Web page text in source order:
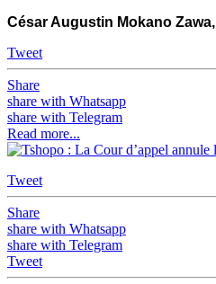
César Augustin Mokano
Tweet
Share
share with Whatsapp
share with Telegram
Read more...
Tweet
Share
share with Whatsapp
share with Telegram
Tweet